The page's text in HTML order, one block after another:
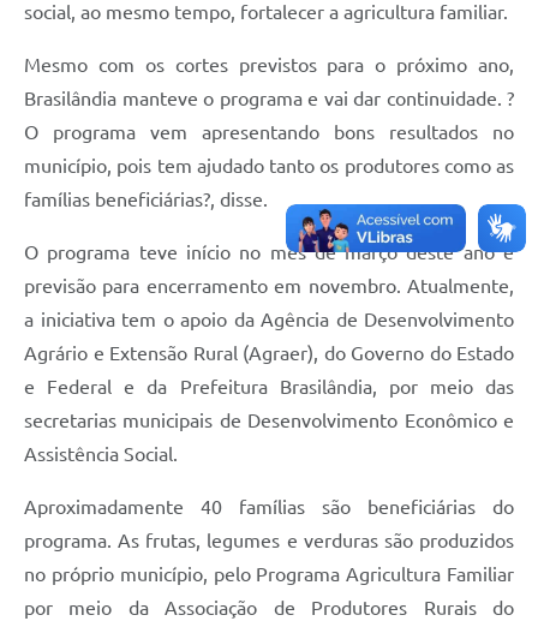
social, ao mesmo tempo, fortalecer a agricultura familiar.
Mesmo com os cortes previstos para o próximo ano,
Brasilândia manteve o programa e vai dar continuidade. ?
O programa vem apresentando bons resultados no
município, pois tem ajudado tanto os produtores como as
famílias beneficiárias?, disse.
O programa teve início no mês de março deste ano e
previsão para encerramento em novembro. Atualmente,
a iniciativa tem o apoio da Agência de Desenvolvimento
Agrário e Extensão Rural (Agraer), do Governo do Estado
e Federal e da Prefeitura Brasilândia, por meio das
secretarias municipais de Desenvolvimento Econômico e
Assistência Social.
Aproximadamente 40 famílias são beneficiárias do
programa. As frutas, legumes e verduras são produzidos
no próprio município, pelo Programa Agricultura Familiar
por meio da Associação de Produtores Rurais do